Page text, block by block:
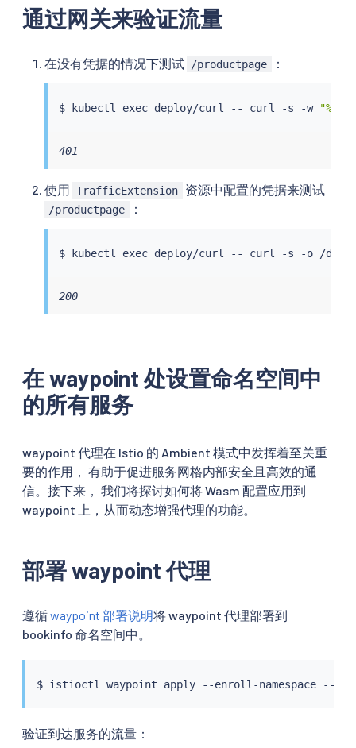
通过网关来验证流量
在没有凭据的情况下测试 /productpage ：
$ kubectl exec deploy/curl -- curl -s -w
401
使用 TrafficExtension 资源中配置的凭据来测试
/productpage ：
$ kubectl exec deploy/curl -- curl -s -o /
200
在 waypoint 处设置命名空间中
的所有服务
waypoint 代理在 Istio 的 Ambient 模式中发挥着至关重
要的作用， 有助于促进服务网格内部安全且高效的通
信。接下来， 我们将探讨如何将 Wasm 配置应用到
waypoint 上，从而动态增强代理的功能。
部署 waypoint 代理
遵循waypoint 部署说明将 waypoint 代理部署到
bookinfo 命名空间中。
$ istioctl
验证到达服务的流量：